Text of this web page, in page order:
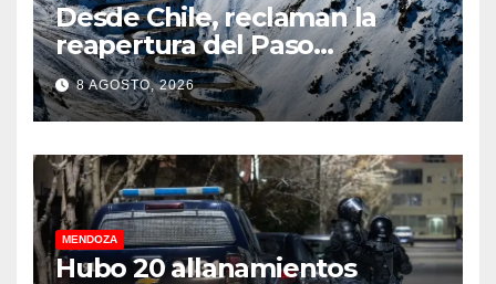
Desde Chile, reclaman la
reapertura del Paso
Internacional Los
Libertadores: pérdidas
millonarias
8 AGOSTO, 2026
MENDOZA
Hubo 20 allanamientos